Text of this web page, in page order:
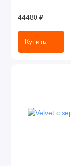
44480 ₽
Купить